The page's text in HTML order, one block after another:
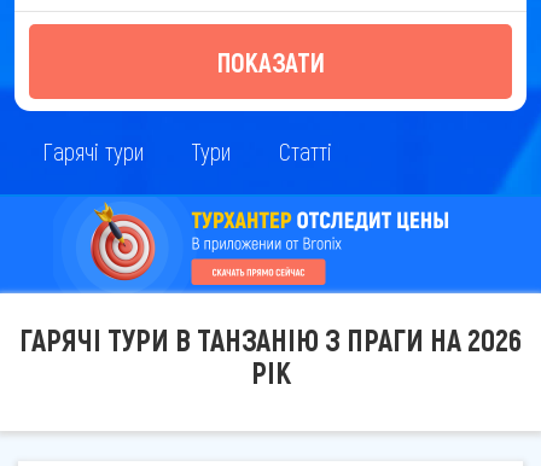
ПОКАЗАТИ
Гарячі тури Тури Статті
ГАРЯЧІ ТУРИ В ТАНЗАНІЮ З ПРАГИ НА 2026
РІК